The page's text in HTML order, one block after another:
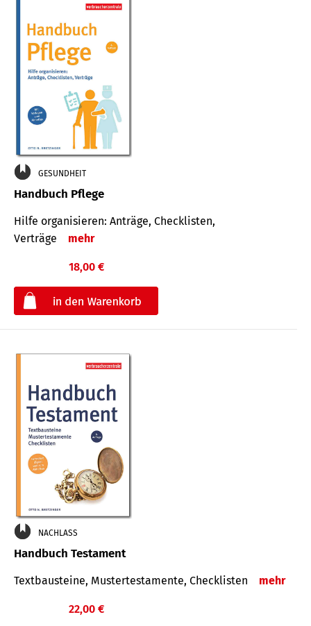
GESUNDHEIT
Handbuch Pflege
Hilfe organisieren: Anträge, Checklisten,
Verträge
mehr
18,00 €
NACHLASS
Handbuch Testament
Textbausteine, Mustertestamente, Checklisten mehr
22,00 €